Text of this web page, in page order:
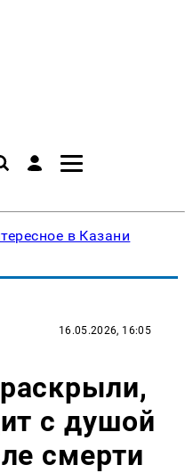
в Казани
16.05.2026, 16:05
с душой
смерти